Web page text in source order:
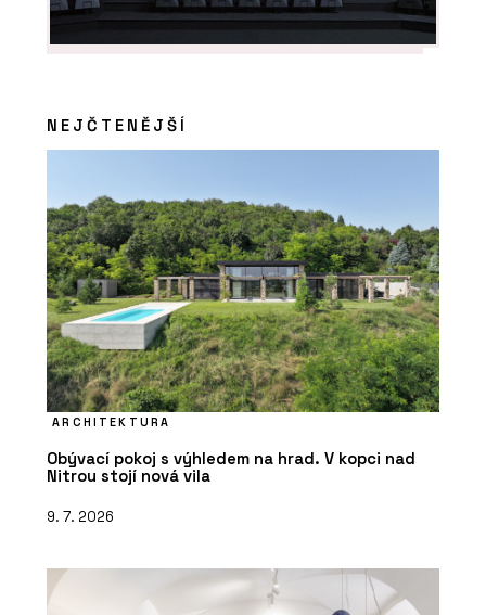
NEJČTENĚJŠÍ
ARCHITEKTURA
Obývací pokoj s výhledem na hrad. V kopci nad
Nitrou stojí nová vila
9. 7. 2026